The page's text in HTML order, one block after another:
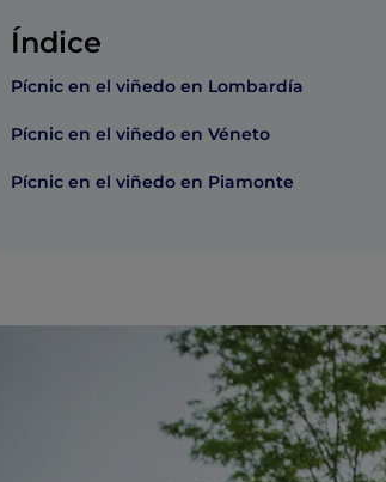
Índice
Pícnic en el viñedo en Lombardía
Pícnic en el viñedo en Véneto
Pícnic en el viñedo en Piamonte